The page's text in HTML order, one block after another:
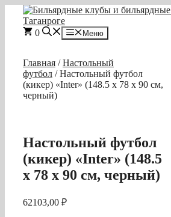
Перейти
содержимому
0 Меню
Главная /Настольный
футбол / Настольный футбол
(кикер) «Inter» (148.5 х 78 х 90 см,
черный)
Настольный футбол
(кикер) «Inter» (148.5
х 78 х 90 см, черный)
62103,00 ₽